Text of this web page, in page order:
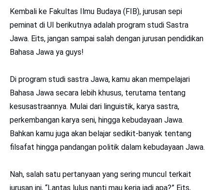
Kembali ke Fakultas Ilmu Budaya (FIB), jurusan sepi
peminat di UI berikutnya adalah program studi Sastra
Jawa. Eits, jangan sampai salah dengan jurusan pendidikan
Bahasa Jawa ya guys!
Di program studi sastra Jawa, kamu akan mempelajari
Bahasa Jawa secara lebih khusus, terutama tentang
kesusastraannya. Mulai dari linguistik, karya sastra,
perkembangan karya seni, hingga kebudayaan Jawa.
Bahkan kamu juga akan belajar sedikit-banyak tentang
filsafat hingga pandangan politik dalam kebudayaan Jawa.
Nah, salah satu pertanyaan yang sering muncul terkait
jurusan ini, “Lantas lulus nanti mau kerja jadi apa?” Eits,